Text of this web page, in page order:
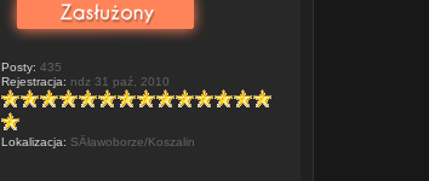
Posty: 435
Rejestracja: ndz 31 paź, 2010
Lokalizacja: SÂławoborze/Koszalin